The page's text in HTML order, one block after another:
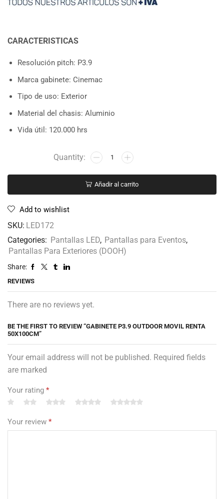
CARACTERISTICAS
Resolución pitch: P3.9
Marca gabinete: Cinemac
Tipo de uso: Exterior
Material del chasis: Aluminio
Vida útil: 120.000 hrs
Añadir al carrito
Add to wishlist
SKU: LED172
Categories: Pantallas LED, Pantallas para Eventos,
Pantallas Para Exteriores (DOOH)
Share:
REVIEWS
There are no reviews yet.
BE THE FIRST TO REVIEW “GABINETE P3.9 OUTDOOR MOVIL RENTA
50X100CM”
Your email address will not be published. Required fields
are marked
Your rating *
Your review *